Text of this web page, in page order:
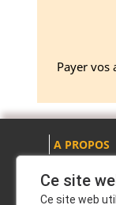
Payer vos
A PROPOS
Ce site
Ce site web